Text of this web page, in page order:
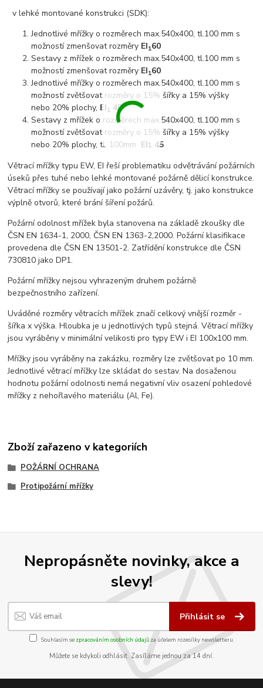
v lehké montované konstrukci (SDK):
Jednotlivé mřížky o rozměrech max.540x400, tl.100 mm s
možností zmenšovat rozměry EI160
Sestavy z mřížek o rozměrech max.540x400, tl.100 mm s
možností zmenšovat rozměry EI160
Jednotlivé mřížky o rozměrech max.540x400, tl.100 mm s
možností zvětšovat rozměry o 15% šířky a 15% výšky
nebo 20% plochy, EI1 45
Sestavy z mřížek o rozměrech max.540x400, tl.100 mm s
možností zvětšovat rozměry o 15% šířky a 15% výšky
nebo 20% plochy, tl. 100mm EI1 45
Větrací mřížky typu EW, EI řeší problematiku odvětrávání požárních
úseků přes tuhé nebo lehké montované požárně dělicí konstrukce.
Větrací mřížky se používají jako požární uzávěry, tj. jako konstrukce
výplně otvorů, které brání šíření požárů.
Požární odolnost mřížek byla stanovena na základě zkoušky dle
ČSN EN 1634-1, 2000, ČSN EN 1363-2,2000. Požární klasifikace
provedena dle ČSN EN 13501-2. Zatřídění konstrukce dle ČSN
730810 jako DP1.
Požární mřížky nejsou vyhrazeným druhem požárně
bezpečnostního zařízení.
Uváděné rozměry větracích mřížek značí celkový vnější rozměr -
šířka x výška. Hloubka je u jednotlivých typů stejná. Větrací mřížky
jsou vyráběny v minimální velikosti pro typy EW i EI 100x100 mm.
Mřížky jsou vyráběny na zakázku, rozměry lze zvětšovat po 10 mm.
Jednotlivé větrací mřížky lze skládat do sestav. Na dosaženou
hodnotu požární odolnosti nemá negativní vliv osazení pohledové
mřížky z nehořlavého materiálu (Al, Fe).
Zboží zařazeno v kategoriích
POŽÁRNÍ OCHRANA
Protipožární mřížky
Nepropásněte novinky, akce a
slevy!
Přihlásit se
Souhlasím se zpracováním osobních údajůza účelem rozesílky newsletteru.
Můžete se kdykoli odhlásit. Zasíláme jednou za 14 dní.